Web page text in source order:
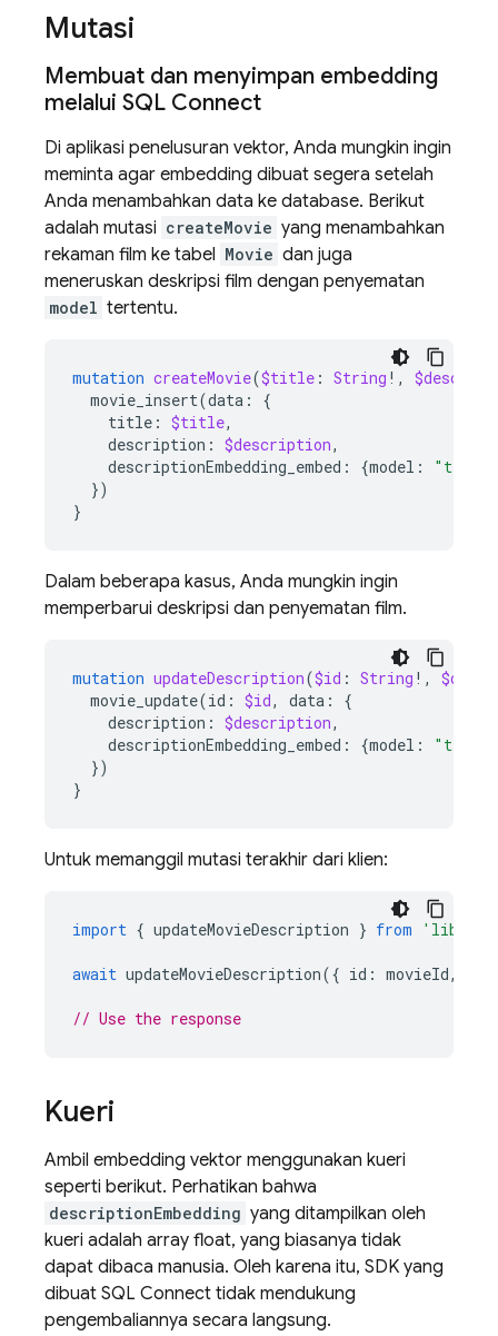
Mutasi
Membuat dan menyimpan embedding
melalui SQL Connect
Di aplikasi penelusuran vektor, Anda mungkin ingin
meminta agar embedding dibuat segera setelah
Anda menambahkan data ke database. Berikut
adalah mutasi createMovie yang menambahkan
rekaman film ke tabel Movie dan juga
meneruskan deskripsi film dengan penyematan
model tertentu.
mutation createMovie($title : String !,
movie_insert(data :
{
title : $title,
description : $description,
descriptionEmbedding_embed : {model :
"text-
})
}
Dalam beberapa kasus, Anda mungkin ingin
memperbarui deskripsi dan penyematan film.
mutation updateDescription($id : String !,
movie_update(id : $id, data :
{
description : $description,
descriptionEmbedding_embed : {model :
"text-
})
}
Untuk memanggil mutasi terakhir dari klien:
import { updateMovieDescription } from 'lib/
await updateMovieDescription({ id : movieId,
// Use the response
Kueri
Ambil embedding vektor menggunakan kueri
seperti berikut. Perhatikan bahwa
descriptionEmbedding yang ditampilkan oleh
kueri adalah array float, yang biasanya tidak
dapat dibaca manusia. Oleh karena itu, SDK yang
dibuat SQL Connect tidak mendukung
pengembaliannya secara langsung.